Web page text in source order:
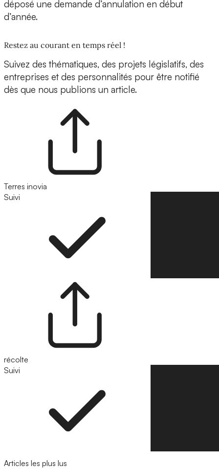
déposé une demande d’annulation en début
d’année.
Restez au courant en temps réel !
Suivez des thématiques, des projets législatifs, des
entreprises et des personnalités pour être notifié
dès que nous publions un article.
Terres inovia
Suivi
récolte
Suivi
Articles les plus lus